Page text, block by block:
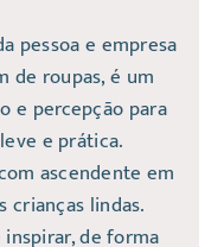
pessoa e empresa
de roupas, é um
e percepção para
e prática.
ascendente em
crianças lindas.
de forma